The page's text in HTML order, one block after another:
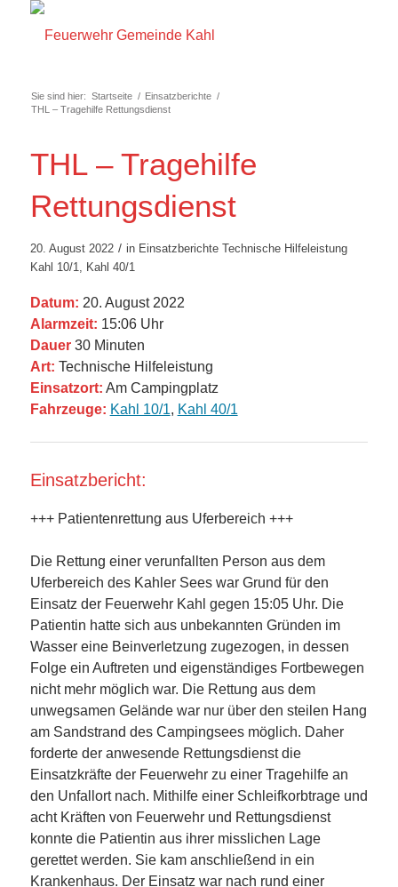
Sie sind hier: Startseite / Einsatzberichte /
THL – Tragehilfe Rettungsdienst
THL – Tragehilfe
Rettungsdienst
20. August 2022 / in Einsatzberichte Technische Hilfeleistung
Kahl 10/1, Kahl 40/1
Datum: 20. August 2022
Alarmzeit: 15:06 Uhr
Dauer30 Minuten
Art: Technische Hilfeleistung
Einsatzort: Am Campingplatz
Fahrzeuge: Kahl 10/1, Kahl 40/1
Einsatzbericht:
+++ Patientenrettung aus Uferbereich +++
Die Rettung einer verunfallten Person aus dem
Uferbereich des Kahler Sees war Grund für den
Einsatz der Feuerwehr Kahl gegen 15:05 Uhr. Die
Patientin hatte sich aus unbekannten Gründen im
Wasser eine Beinverletzung zugezogen, in dessen
Folge ein Auftreten und eigenständiges Fortbewegen
nicht mehr möglich war. Die Rettung aus dem
unwegsamen Gelände war nur über den steilen Hang
am Sandstrand des Campingsees möglich. Daher
forderte der anwesende Rettungsdienst die
Einsatzkräfte der Feuerwehr zu einer Tragehilfe an
den Unfallort nach. Mithilfe einer Schleifkorbtrage und
acht Kräften von Feuerwehr und Rettungsdienst
konnte die Patientin aus ihrer misslichen Lage
gerettet werden. Sie kam anschließend in ein
Krankenhaus. Der Einsatz war nach rund einer